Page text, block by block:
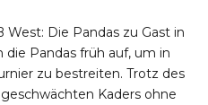
Die Pandas zu Gast in
die Pandas früh auf, um in
zu bestreiten. Trotz des
Kaders ohne